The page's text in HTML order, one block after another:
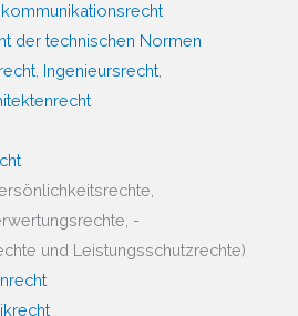
der technischen Normen
Ingenieursrecht
-
und Leistungsschutzrechte)